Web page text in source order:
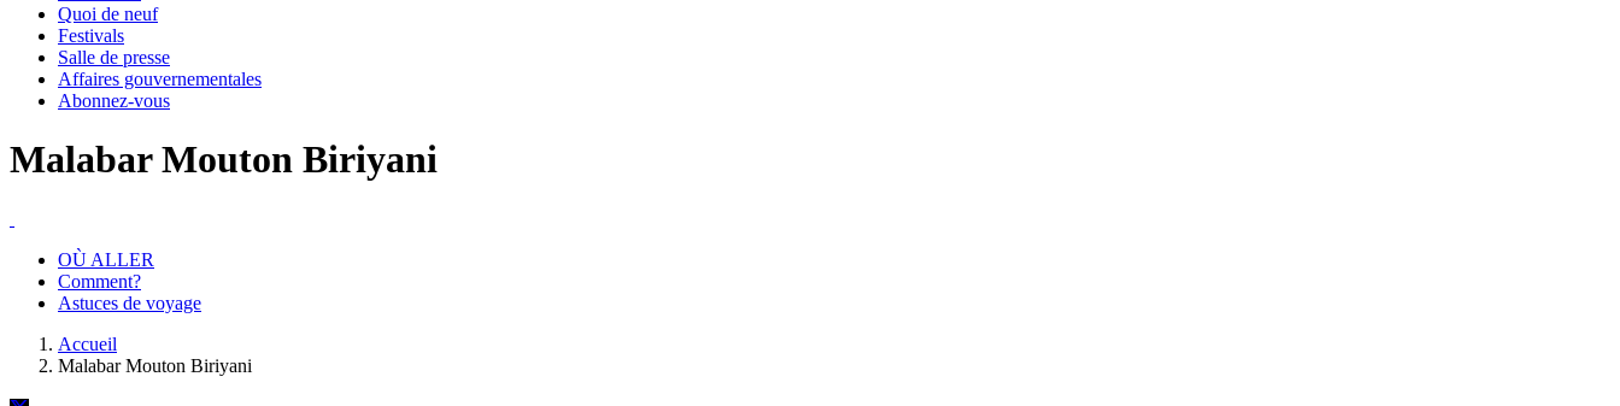
Quoi de neuf
Festivals
Salle de presse
Affaires gouvernementales
Abonnez-vous
Malabar Mouton Biriyani
OÙ ALLER
Comment?
Astuces de voyage
Accueil
Malabar Mouton Biriyani